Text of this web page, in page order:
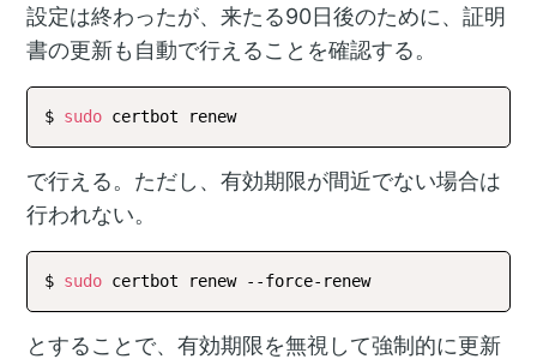
設定は終わったが、来たる90日後のために、証明
書の更新も自動で行えることを確認する。
$ sudo certbot renew
で行える。ただし、有効期限が間近でない場合は
行われない。
$ sudo certbot renew --force-renew
とすることで、有効期限を無視して強制的に更新